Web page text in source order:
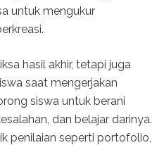
untuk mengukur
hasil akhir, tetapi juga
saat mengerjakan
siswa untuk berani
dan belajar darinya.
penilaian seperti portofolio,